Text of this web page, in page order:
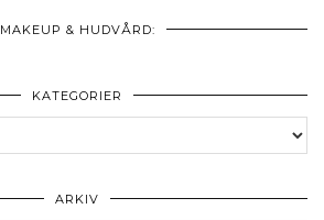
MAKEUP & HUDVÅRD:
KATEGORIER
ARKIV